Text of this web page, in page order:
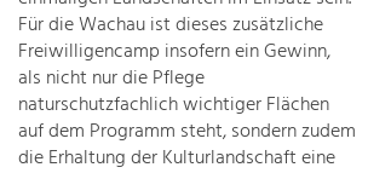
Für die Wachau ist dieses zusätzliche
Freiwilligencamp insofern ein Gewinn,
als nicht nur die Pflege
naturschutzfachlich wichtiger Flächen
auf dem Programm steht, sondern zudem
die Erhaltung der Kulturlandschaft eine